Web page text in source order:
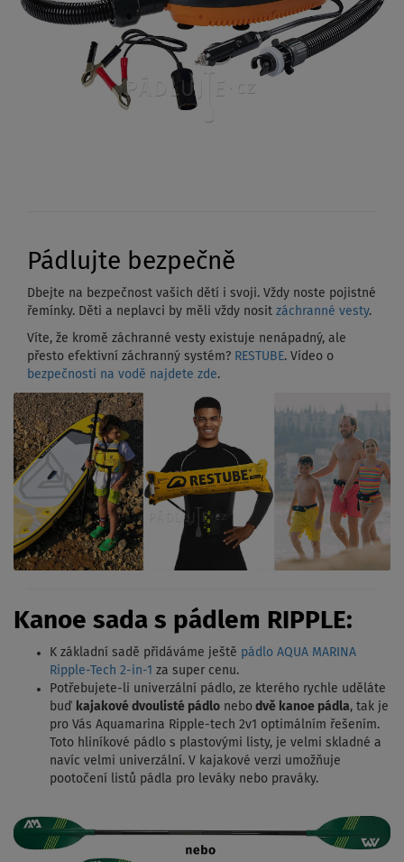
Pádlujte bezpečně
Dbejte na bezpečnost vašich dětí i svoji. Vždy noste pojistné
řemínky. Děti a neplavci by měli vždy nosit záchranné vesty.
Víte, že kromě záchranné vesty existuje nenápadný, ale
přesto efektivní záchranný systém? RESTUBE. Video o
bezpečnosti na vodě najdete zde.
Kanoe sada s pádlem RIPPLE:
K základní sadě přidáváme ještě pádlo AQUA MARINA
Ripple-Tech 2-in-1 za super cenu.
Potřebujete-li univerzální pádlo, ze kterého rychle uděláte
buď kajakové dvoulisté pádlo nebo dvě kanoe pádla, tak je
pro Vás Aquamarina Ripple-tech 2v1 optimálním řešením.
Toto hliníkové pádlo s plastovými listy, je velmi skladné a
navíc velmi univerzální. V kajakové verzi umožňuje
pootočení listů pádla pro leváky nebo praváky.